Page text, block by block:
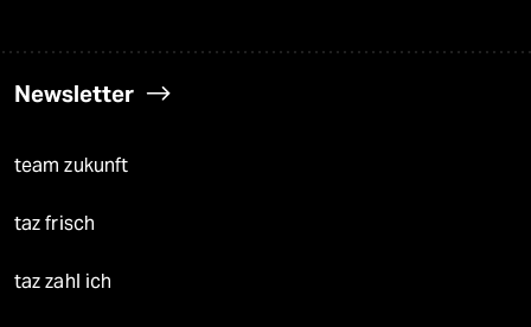
Newsletter
team zukunft
taz frisch
taz zahl ich